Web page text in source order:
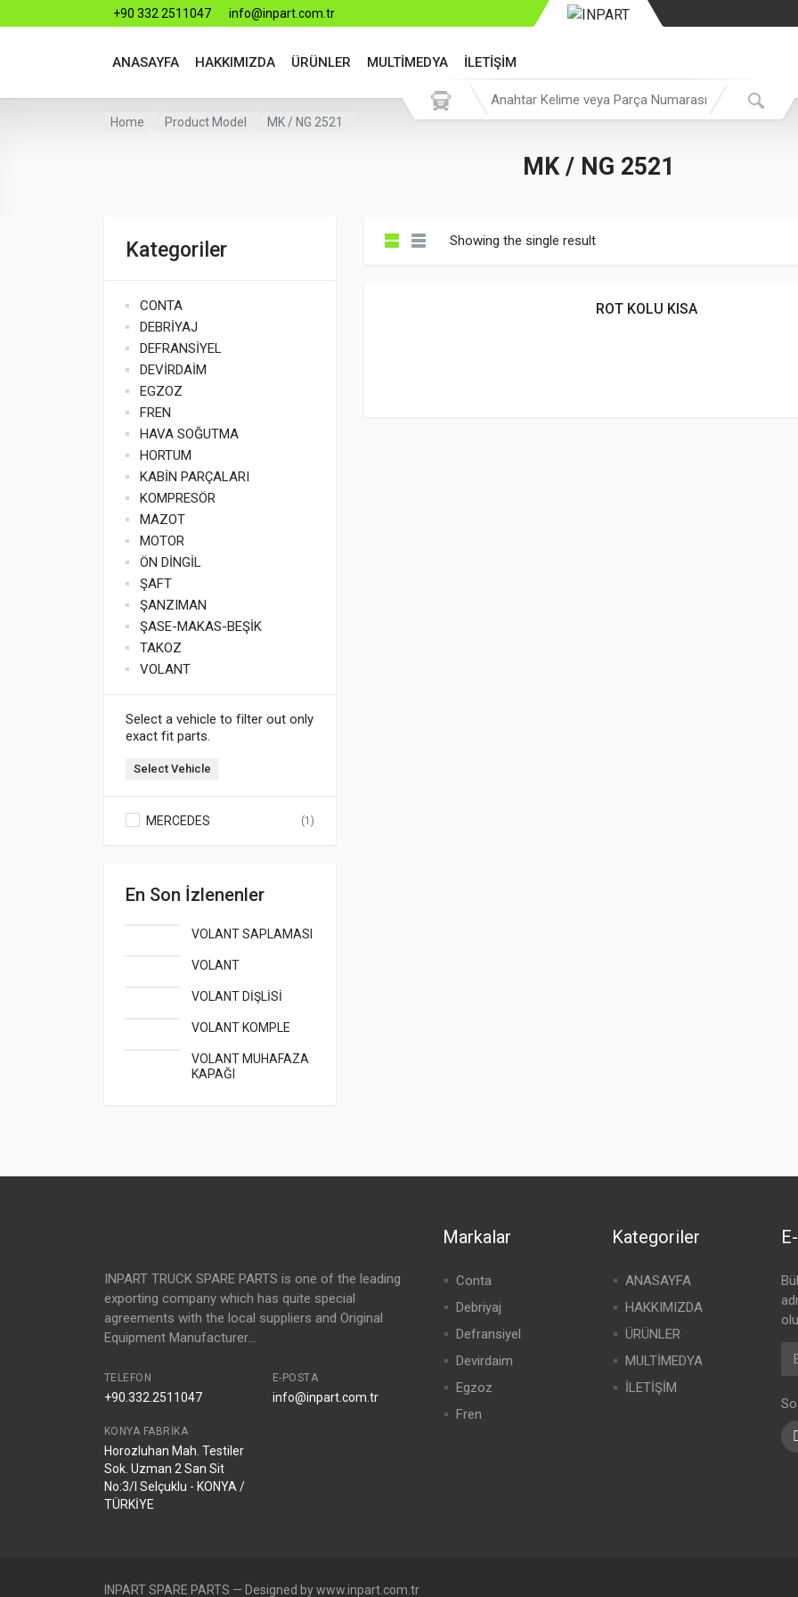
+90 332 2511047 info@inpart.com.tr
ANASAYFA HAKKIMIZDA ÜRÜNLER MULTİMEDYA İLETİŞİM
Home Product Model MK / NG 2521
MK / NG 2521
Kategoriler
CONTA
DEBRİYAJ
DEFRANSİYEL
DEVİRDAİM
EGZOZ
FREN
HAVA SOĞUTMA
HORTUM
KABİN PARÇALARI
KOMPRESÖR
MAZOT
MOTOR
ÖN DİNGİL
ŞAFT
ŞANZIMAN
ŞASE-MAKAS-BEŞİK
TAKOZ
VOLANT
Select a vehicle to filter out only
exact fit parts.
Select Vehicle
MERCEDES (1)
En Son İzlenenler
VOLANT SAPLAMASI
VOLANT
VOLANT DİŞLİSİ
VOLANT KOMPLE
VOLANT MUHAFAZA
KAPAĞI
Showing the single result
ROT KOLU KISA
INPART TRUCK SPARE PARTS is one of the leading
exporting company which has quite special
agreements with the local suppliers and Original
Equipment Manufacturer...
TELEFON
+90.332.2511047
E-POSTA
info@inpart.com.tr
KONYA FABRIKA
Horozluhan Mah. Testiler
Sok. Uzman 2 San Sit
No:3/I Selçuklu - KONYA /
TÜRKİYE
Markalar
Conta
Debriyaj
Defransiyel
Devirdaim
Egzoz
Fren
Kategoriler
ANASAYFA
HAKKIMIZDA
ÜRÜNLER
MULTİMEDYA
İLETİŞİM
INPART SPARE PARTS — Designed by www.inpart.com.tr